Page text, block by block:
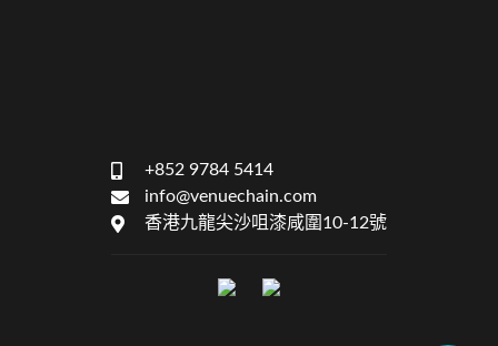
+852 9784 5414
info@venuechain.com
香港九龍尖沙咀漆咸圍10-12號